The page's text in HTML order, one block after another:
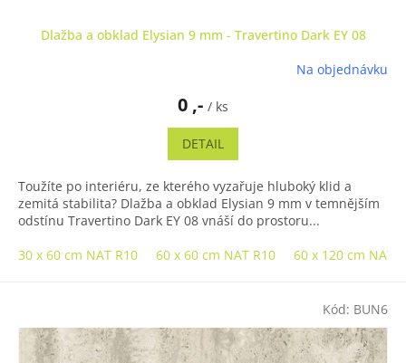
Dlažba a obklad Elysian 9 mm - Travertino Dark EY 08
Na objednávku
0 ,- / ks
DETAIL
Toužíte po interiéru, ze kterého vyzařuje hluboký klid a
zemitá stabilita? Dlažba a obklad Elysian 9 mm v temnějším
odstínu Travertino Dark EY 08 vnáší do prostoru...
30 x 60 cm NAT R10
60 x 60 cm NAT R10 60 x 120 cm NAT
Kód: BUN6